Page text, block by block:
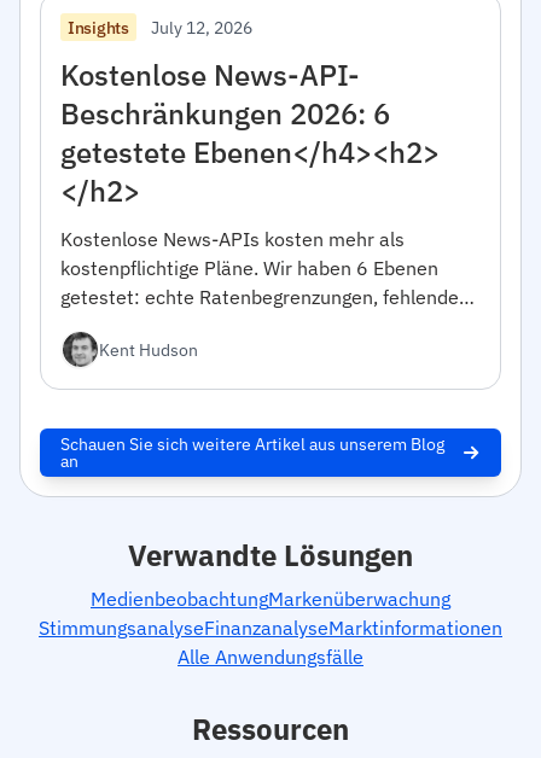
Insights July 12, 2026
Kostenlose News-API-
Beschränkungen 2026: 6
getestete Ebenen</h4><h2>
</h2>
Kostenlose News-APIs kosten mehr als
kostenpflichtige Pläne. Wir haben 6 Ebenen
getestet: echte Ratenbegrenzungen, fehlende
Entscheidungsrahmen enthalten.
Kent Hudson
Schauen Sie sich weitere Artikel aus unserem Blog
an
Verwandte Lösungen
MedienbeobachtungMarkenüberwachung
StimmungsanalyseFinanzanalyseMarktinformationen
Alle Anwendungsfälle
Ressourcen